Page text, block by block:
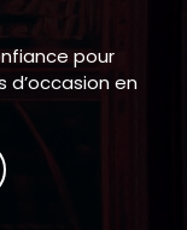
pour
d’occasion en